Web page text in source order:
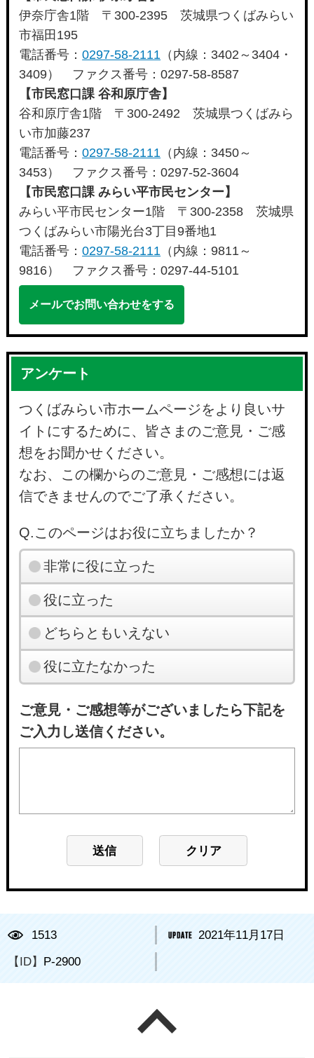
伊奈庁舎1階 〒300-2395 茨城県つくばみらい
市福田195
電話番号：0297-58-2111 （内線：3402～3404・
3409） ファクス番号：0297-58-8587
【市民窓口課 谷和原庁舎】
谷和原庁舎1階 〒300-2492 茨城県つくばみら
い市加藤237
電話番号：0297-58-2111 （内線：3450～
3453） ファクス番号：0297-52-3604
【市民窓口課 みらい平市民センター】
みらい平市民センター1階 〒300-2358 茨城県
つくばみらい市陽光台3丁目9番地1
電話番号：0297-58-2111 （内線：9811～
9816） ファクス番号：0297-44-5101
メールでお問い合わせをする
アンケート
つくばみらい市ホームページをより良いサ
イトにするために、皆さまのご意見・ご感
想をお聞かせください。
なお、この欄からのご意見・ご感想には返
信できませんのでご了承ください。
Q.このページはお役に立ちましたか？
非常に役に立った
役に立った
どちらともいえない
役に立たなかった
ご意見・ご感想等がございましたら下記を
ご入力し送信ください。
1513 2021年11月17日
【ID】 P-2900